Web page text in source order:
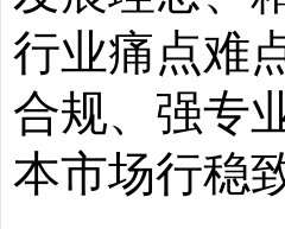
行业痛点难
合规、强专
本市场行稳